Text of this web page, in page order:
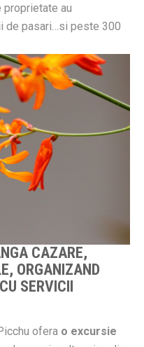
proprietate au
de pasari…si peste 300
CAZARE,
ORGANIZAND
SERVICII
ofera o excursie